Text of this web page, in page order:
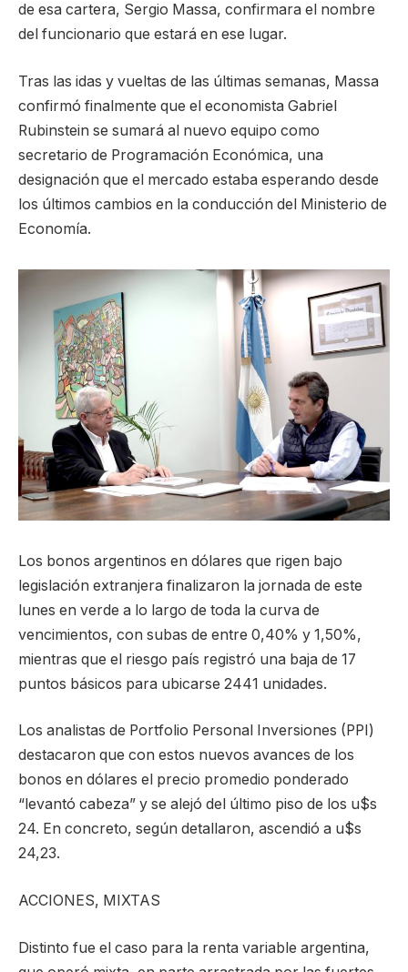
de esa cartera, Sergio Massa, confirmara el nombre
del funcionario que estará en ese lugar.
Tras las idas y vueltas de las últimas semanas, Massa
confirmó finalmente que el economista Gabriel
Rubinstein se sumará al nuevo equipo como
secretario de Programación Económica, una
designación que el mercado estaba esperando desde
los últimos cambios en la conducción del Ministerio de
Economía.
Los bonos argentinos en dólares que rigen bajo
legislación extranjera finalizaron la jornada de este
lunes en verde a lo largo de toda la curva de
vencimientos, con subas de entre 0,40% y 1,50%,
mientras que el riesgo país registró una baja de 17
puntos básicos para ubicarse 2441 unidades.
Los analistas de Portfolio Personal Inversiones (PPI)
destacaron que con estos nuevos avances de los
bonos en dólares el precio promedio ponderado
“levantó cabeza” y se alejó del último piso de los u$s
24. En concreto, según detallaron, ascendió a u$s
24,23.
ACCIONES, MIXTAS
Distinto fue el caso para la renta variable argentina,